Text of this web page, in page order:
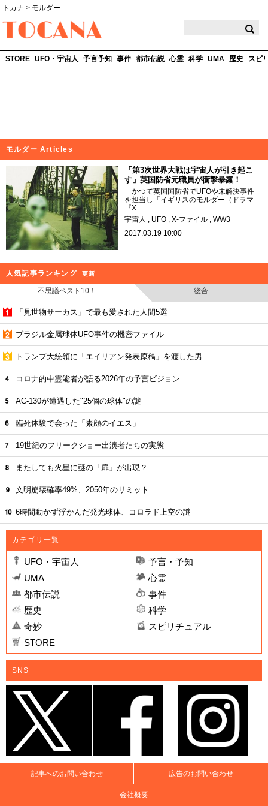
トカナ > モルダー
STORE UFO・宇宙人 予言予知 事件 都市伝説 心霊 科学 UMA 歴史 スピ
モルダー Articles
「第3次世界大戦は宇宙人が引き起こ
す」英国防省元職員が衝撃暴露！
かつて英国国防省でUFOや未解決事件
を担当し「イギリスのモルダー（ドラマ
『X...
宇宙人
UFO X-ファイル
WW3
2017.03.19 10:00
人気記事ランキング 更新
不思議ベスト10！ 総合
「見世物サーカス」で最も愛された人間5選
ブラジル金属球体UFO事件の機密ファイル
トランプ大統領に「エイリアン発表原稿」を渡した男
コロナ的中霊能者が語る2026年の予言ビジョン
AC-130が遭遇した"25個の球体"の謎
臨死体験で会った「素顔のイエス」
19世紀のフリークショー出演者たちの実態
またしても火星に謎の「扉」が出現？
文明崩壊確率49%、2050年のリミット
6時間動かず浮かんだ発光球体、コロラド上空の謎
カテゴリ一覧
UFO・宇宙人
予言・予知
UMA
心霊
都市伝説
事件
歴史
科学
奇妙
スピリチュアル
STORE
SNS
記事へのお問い合わせ 広告のお問い合わせ
会社概要